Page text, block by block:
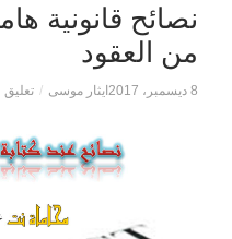
نصائح قانونية
من العقود
8 ديسمبر، 2017 ايثار موسى / تعليق